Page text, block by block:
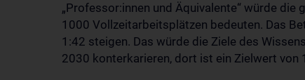
„Professor:innen und Äquivalente“ würde
1000 Vollzeitarbeitsplätzen bedeuten. Das
1:42 steigen. Das würde die Ziele des
2030 konterkarieren, dort ist ein Zielwert von